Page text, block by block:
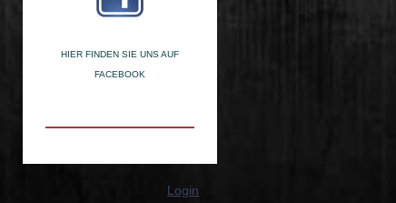
HIER FINDEN SIE UNS AUF
FACEBOOK
Login